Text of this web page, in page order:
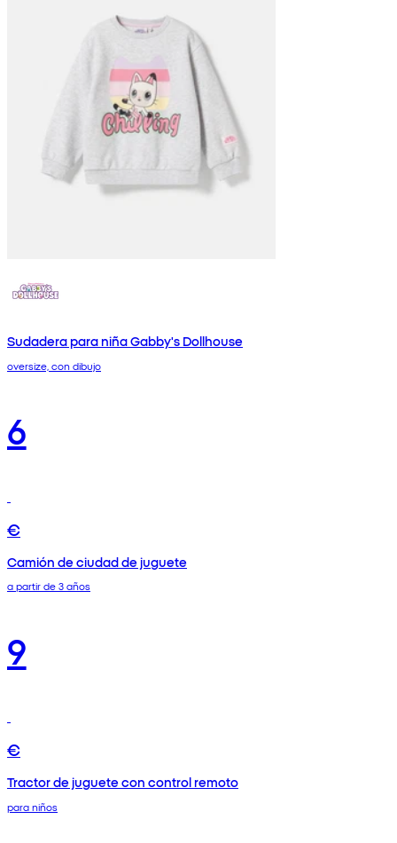
Sudadera para niña Gabby's Dollhouse
oversize, con dibujo
6
€
Camión de ciudad de juguete
a partir de 3 años
9
€
Tractor de juguete con control remoto
para niños